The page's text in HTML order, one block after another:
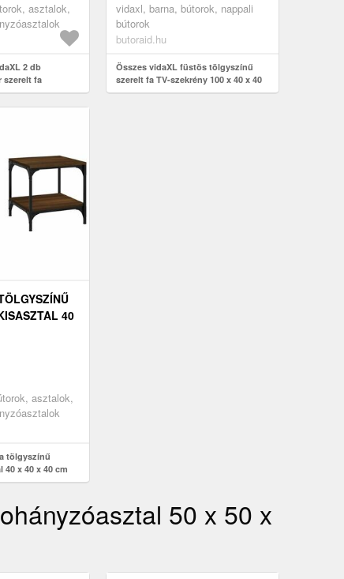
asztalok,
2 db
szerelt fa
x 50 x 40 cm
vidaxl, barna, bútorok, nappali
bútorok
butoraid.hu
Összes vidaXL füstös tölgyszínű
szerelt fa TV-szekrény 100 x 40 x 40
cm
40
asztalok,
tölgyszínű
x 40 x 40 cm
50 x 50 x